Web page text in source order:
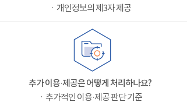
ㆍ개인정보의 제3자 제공
추가 이용·제공은 어떻게 처리하나요?
ㆍ추가적인 이용·제공 판단 기준